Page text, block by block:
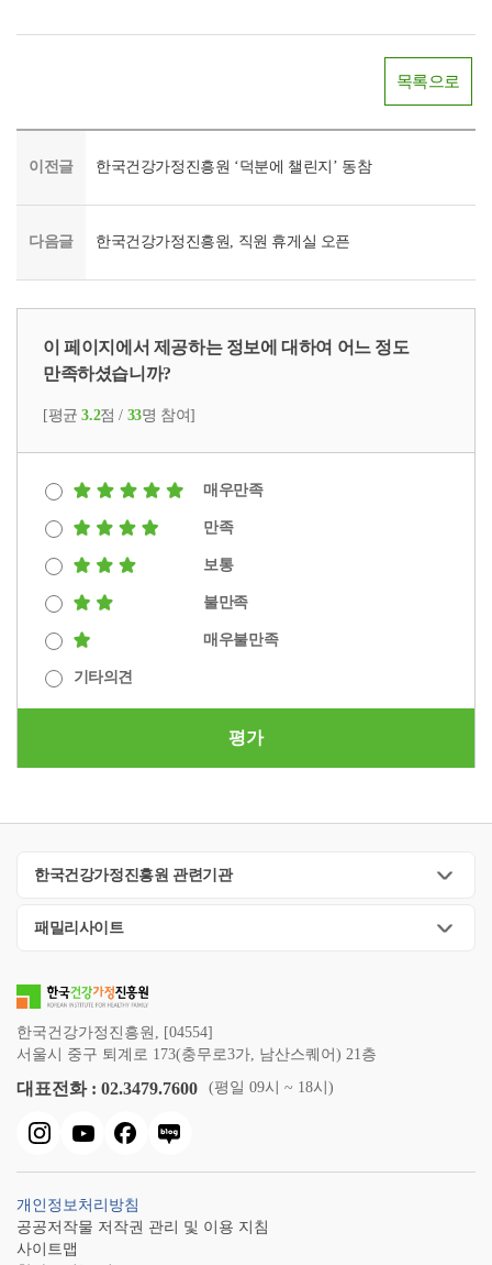
목록으로
이전글 한국건강가정진흥원 ‘덕분에 챌린지’ 동참
다음글 한국건강가정진흥원, 직원 휴게실 오픈
이 페이지에서 제공하는 정보에 대하여 어느 정도
만족하셨습니까?
[평균3.2점 / 33명 참여]
매우만족
만족
보통
불만족
매우불만족
기타의견
평가
한국건강가정진흥원 관련기관
패밀리사이트
한국건강가정진흥원, [04554]
서울시 중구 퇴계로 173(충무로3가, 남산스퀘어) 21층
대표전화 : 02.3479.7600 (평일 09시 ~ 18시)
개인정보처리방침
공공저작물 저작권 관리 및 이용 지침
사이트맵